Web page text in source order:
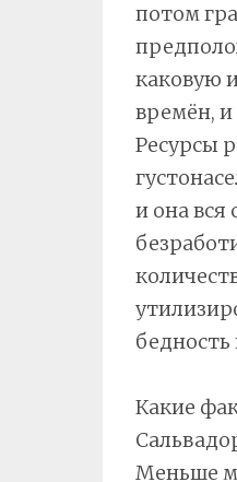
потом
каковую
времён,
Ресурсы
и она вся
бедность
Какие
Меньше